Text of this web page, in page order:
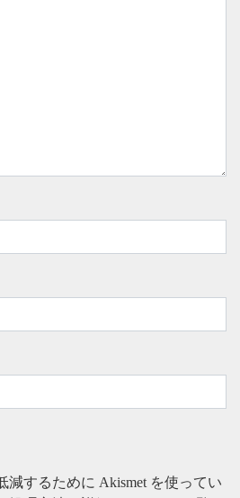
減するために Akismet を使ってい